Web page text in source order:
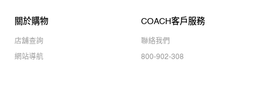
關於購物
店舖查詢
網站導航
COACH客戶服務
聯絡我們
800-902-308